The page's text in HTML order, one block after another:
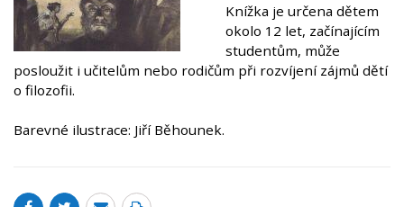
Knížka je určena dětem
okolo 12 let, začínajícím
studentům, může
posloužit i učitelům nebo rodičům při rozvíjení zájmů dětí
o filozofii.
Barevné ilustrace: Jiří Běhounek.